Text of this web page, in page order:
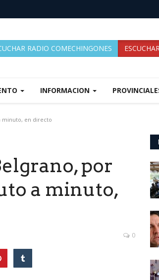
RADIO COMECHINGONES
INFORMACION
minuto, en directo
por
a minuto,
0